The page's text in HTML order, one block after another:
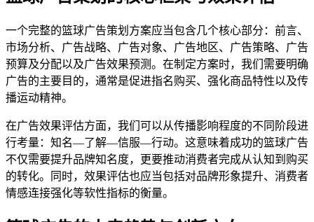
一个完整的篮球广告策划方案应当包含几个核心部分：前言、
市场分析、广告战略、广告对象、广告地区、广告策略、广告
预算及分配以及广告效果预测。在制定方案时，我们需要明确
广告的主要目的，通常是促进指名购买、强化商品特性以及传
播运动精神。
在广告效果评估方面，我们可以从传播影响程度的不同阶段进
行考量：知名—了解—信服—行动。这意味着成功的篮球广告
不仅需要提升品牌知名度，更要推动消费者完成从认知到购买
的转化。同时，效果评估也应当包括对品牌形象提升、消费者
情感连接强化等软性指标的衡量。